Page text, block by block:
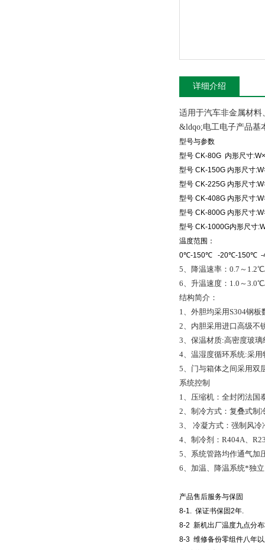
详细介绍
适用于汽车非金属材
&ldqo;电工电子产品基
型号与参数
型号 CK-80G 内形尺寸
型号 CK-150G 内形尺寸
型号 CK-225G 内形尺寸
型号 CK-408G 内形尺寸
型号 CK-800G 内形尺寸
型号 CK-1000G内形尺寸
温度范围：
0℃-150℃ -20℃-150℃
5、降温速率：0.7～
6、升温速度：1.0～
结构简介：
1、外胆均采用S304钢
2、内胆采用进口高级不
3、保温材质:高密度玻璃
4、温湿度循环系统:采
5、门与箱体之间采用双
系统控制
1、压缩机：全封闭法国
2、制冷方式：复叠式制
3、 冷凝方式：强制风冷
4、制冷剂：R404A、
5、系统管路均作通气加
6、加温、降温系统*独
产品售后服务与保固
8-1. 保证书保固2年.
8-2 新机出厂温度九点分
8-3 维修备份零组件八年